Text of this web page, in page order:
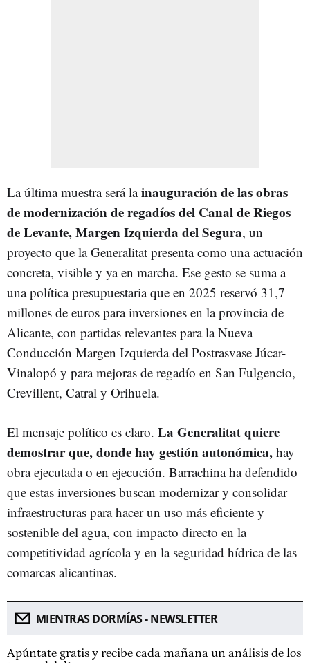
La última muestra será lainauguración de las obras
de modernización de regadíos del Canal de Riegos
de Levante, Margen Izquierda del Segura, un
proyecto que la Generalitat presenta como una actuación
concreta, visible y ya en marcha. Ese gesto se suma a
una política presupuestaria que en 2025 reservó 31,7
millones de euros para inversiones en la provincia de
Alicante, con partidas relevantes para la Nueva
Conducción Margen Izquierda del Postrasvase Júcar-
Vinalopó y para mejoras de regadío en San Fulgencio,
Crevillent, Catral y Orihuela.
El mensaje político es claro. La Generalitat quiere
demostrar que, donde hay gestión autonómica, hay
obra ejecutada o en ejecución. Barrachina ha defendido
que estas inversiones buscan modernizar y consolidar
infraestructuras para hacer un uso más eficiente y
sostenible del agua, con impacto directo en la
competitividad agrícola y en la seguridad hídrica de las
comarcas alicantinas.
MIENTRAS DORMÍAS - NEWSLETTER
Apúntate gratis y recibe cada mañana un análisis de los